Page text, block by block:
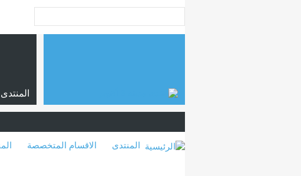
المنتدى
المنتدى الاقسام المتخصصة